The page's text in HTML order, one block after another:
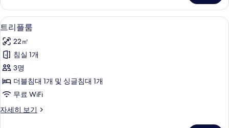
세
히
보
트
리
플
룸
사
진
두
5
트리플룸
22㎡
침실 1개
3명
더블침대 1개 및 싱글침대 1개
무료 WiFi
자세히 보기
트